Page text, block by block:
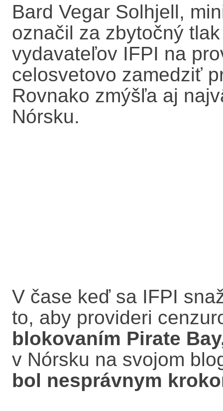
Bard Vegar Solhjell,
označil za zbytočný
vydavateľov IFPI na
celosvetovo zamedziť
Rovnako zmýšľa aj
Nórsku.
V čase keď sa IFPI
to, aby provideri
blokovaním Pirate
v Nórsku na svojom
bol nesprávnym